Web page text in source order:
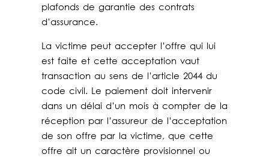
plafonds de garantie des contrats
d’assurance.
La victime peut accepter l’offre qui lui
est faite et cette acceptation vaut
transaction au sens de l’article 2044 du
code civil. Le paiement doit intervenir
dans un délai d’un mois à compter de la
réception par l’assureur de l’acceptation
de son offre par la victime, que cette
offre ait un caractère provisionnel ou